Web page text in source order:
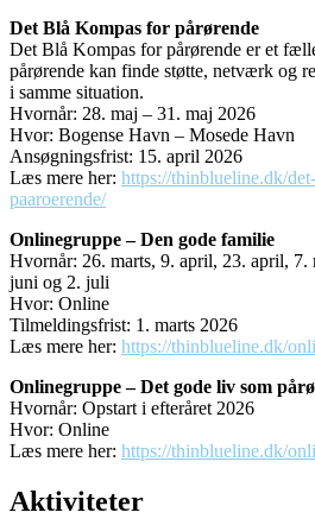
Det Blå Kompas for pårørende
Det Blå Kompas for pårørende er et
pårørende kan finde støtte, netværk og
i samme situation.
Hvornår: 28. maj – 31. maj 2026
Hvor: Bogense Havn – Mosede Havn
Ansøgningsfrist: 15. april 2026
Læs mere her: https://thinblueline.dk/
paaroerende/
Onlinegruppe – Den gode familie
Hvornår: 26. marts, 9. april, 23. april, 7.
juni og 2. juli
Hvor: Online
Tilmeldingsfrist: 1. marts 2026
Læs mere her: https://thinblueline.dk/
Onlinegruppe – Det gode liv som
Hvornår: Opstart i efteråret 2026
Hvor: Online
Læs mere her: https://thinblueline.dk/
Aktiviteter